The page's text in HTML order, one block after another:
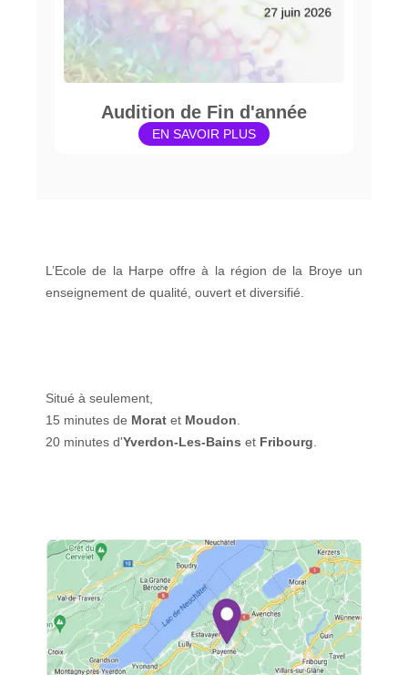
Audition de Fin d'année
EN SAVOIR PLUS
L’Ecole de la Harpe offre à la région de la Broye un
enseignement de qualité, ouvert et diversifié.
Situé à seulement,
15 minutes de Morat et Moudon
20 minutes d'Yverdon-Les-Bains et Fribourg